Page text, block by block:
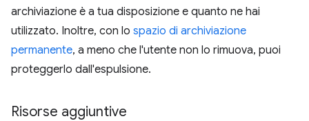
archiviazione è a tua disposizione e quanto ne hai
utilizzato. Inoltre, con lo spazio di archiviazione
permanente, a meno che l'utente non lo rimuova, puoi
proteggerlo dall'espulsione.
Risorse aggiuntive